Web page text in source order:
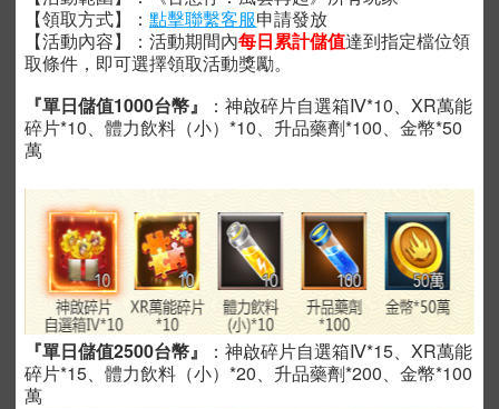
【領取方式】：點擊聯繫客服申請發放
【活動內容】：活動期間內每日累計儲值達到指定檔位領
取條件，即可選擇領取活動獎勵。
『單日儲值1000台幣』
：神啟碎片自選箱Ⅳ*10、XR萬能
碎片*10、體力飲料（小）*10、升品藥劑*100、金幣*50
萬
『單日儲值2500台幣』
：神啟碎片自選箱Ⅳ*15、XR萬能
碎片*15、體力飲料（小）*20、升品藥劑*200、金幣*100
萬